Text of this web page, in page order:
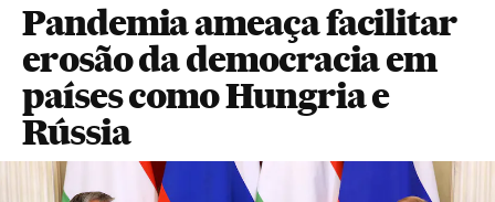
Pandemia ameaça facilitar
erosão da democracia em
países como Hungria e
Rússia